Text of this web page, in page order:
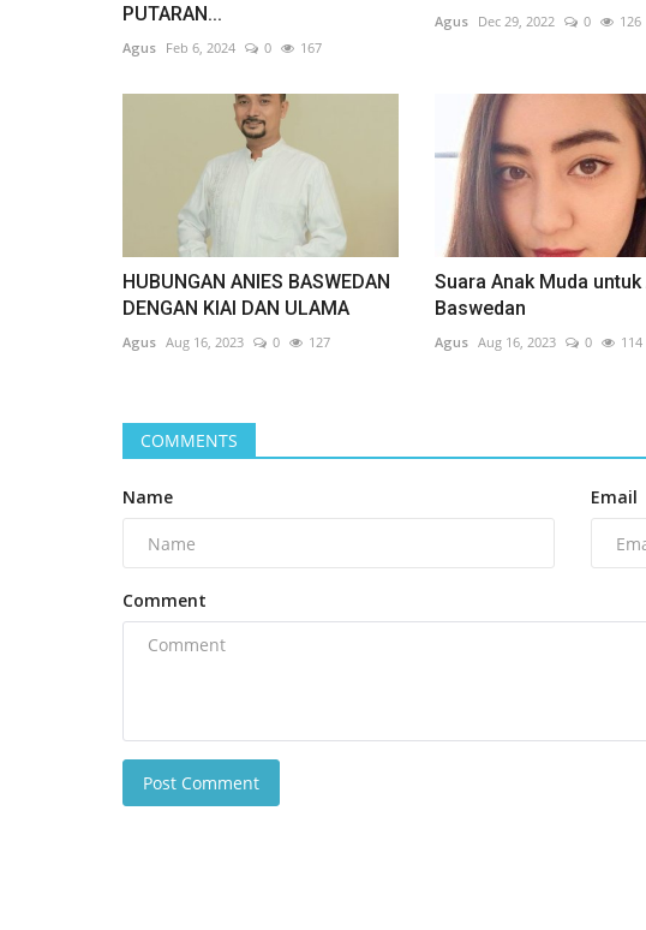
PUTARAN...
Agus Feb 6, 2024 0 167
Agus Dec 29, 2022 0 126
HUBUNGAN ANIES BASWEDAN
DENGAN KIAI DAN ULAMA
Agus Aug 16, 2023 0 127
Suara Anak Muda untuk
Baswedan
Agus Aug 16, 2023 0 114
COMMENTS
Name Email
Comment
Post Comment